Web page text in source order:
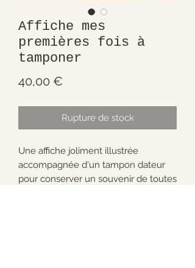
Affiche mes
premières fois à
tamponer
40,00 €
Rupture de stock
Une affiche joliment illustrée
accompagnée d'un tampon dateur
pour conserver un souvenir de toutes